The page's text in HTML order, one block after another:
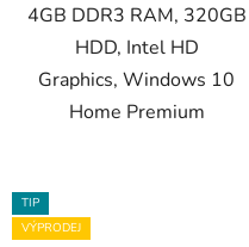
4GB DDR3 RAM, 320GB
HDD, Intel HD
Graphics, Windows 10
Home Premium
TIP
VÝPRODEJ